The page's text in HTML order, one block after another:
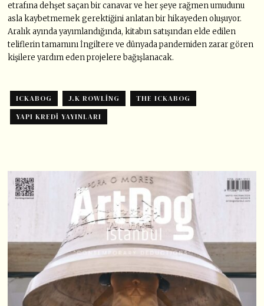
etrafına dehşet saçan bir canavar ve her şeye rağmen umudunu
asla kaybetmemek gerektiğini anlatan bir hikayeden oluşuyor.
Aralık ayında yayımlandığında, kitabın satışından elde edilen
teliflerin tamamını İngiltere ve dünyada pandemiden zarar gören
kişilere yardım eden projelere bağışlanacak.
ICKABOG J.K ROWLING
THE ICKABOG
YAPI KREDI YAYINLARI